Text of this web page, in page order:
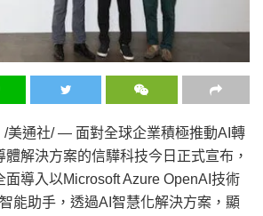
/美通社/ — 面對全球企業積極推動AI轉
解決方案的信驊科技今日正式宣布，
面導入以Microsoft Azure OpenAI技術
能助手，透過AI智慧化解決方案，顯